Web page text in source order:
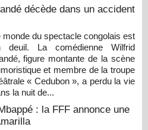
décède dans un accident
monde du spectacle congolais est
deuil. La comédienne Wilfrid
figure montante de la scène
et membre de la troupe
« Cedubon », a perdu la vie
la nuit de...
: la FFF annonce une